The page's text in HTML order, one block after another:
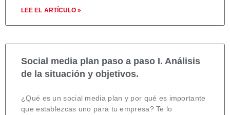
LEE EL ARTÍCULO »
Social media plan paso a paso I. Análisis
de la situación y objetivos.
¿Qué es un social media plan y por qué es importante
que establezcas uno para tu empresa? Te lo